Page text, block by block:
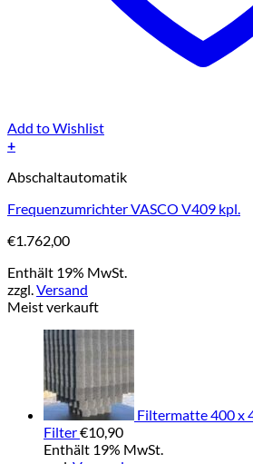
Add to Wishlist
+
Abschaltautomatik
Frequenzumrichter VASCO V409 kpl.
€1.762,00
Enthält 19% MwSt.
zzgl.Versand
Meist verkauft
Filtermatte 400 x
Filter€10,90
Enthält 19% MwSt.